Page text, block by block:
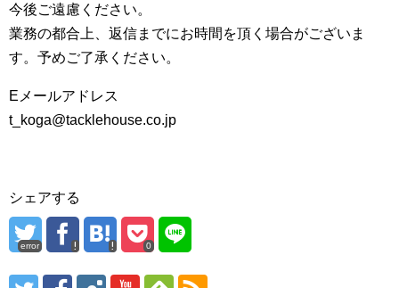
今後ご遠慮ください。
業務の都合上、返信までにお時間を頂く場合がございま
す。予めご了承ください。
Eメールアドレス
t_koga@tacklehouse.co.jp
シェアする
error 0